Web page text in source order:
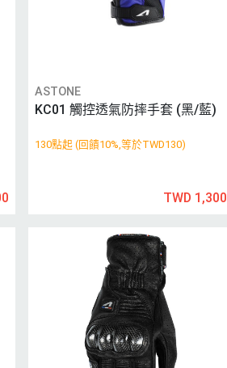
ASTONE
KC01 觸控透氣防摔手套 (黑/藍)
130點起 (回饋10%,等於TWD130)
TWD 1,300